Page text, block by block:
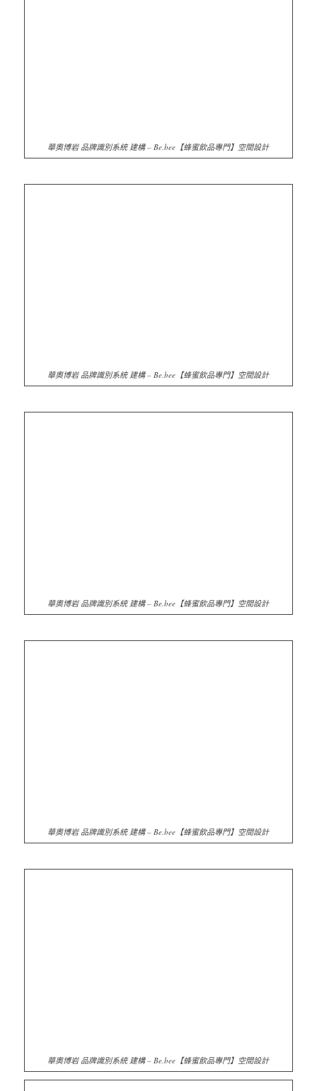
華奧博岩 品牌識別系統 建構 – Be.bee【蜂蜜飲品專門】空間設計
華奧博岩 品牌識別系統 建構 – Be.bee【蜂蜜飲品專門】空間設計
華奧博岩 品牌識別系統 建構 – Be.bee【蜂蜜飲品專門】空間設計
華奧博岩 品牌識別系統 建構 – Be.bee【蜂蜜飲品專門】空間設計
華奧博岩 品牌識別系統 建構 – Be.bee【蜂蜜飲品專門】空間設計